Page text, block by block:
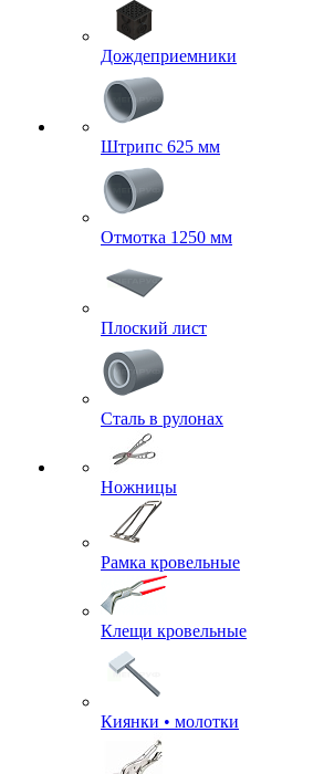
Дождеприемники
Штрипс 625 мм
Отмотка 1250 мм
Плоский лист
Сталь в рулонах
Ножницы
Рамка кровельные
Клещи кровельные
Киянки • молотки